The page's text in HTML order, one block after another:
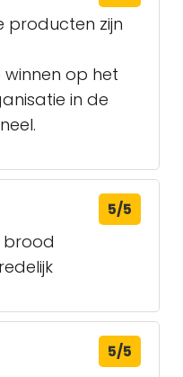
producten zijn
winnen op het
in de
5/5
brood
5/5